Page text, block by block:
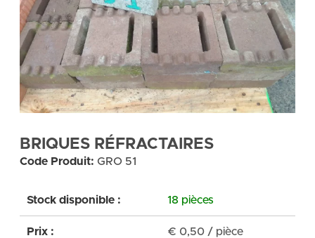
BRIQUES RÉFRACTAIRES
Code Produit: GRO 51
Stock disponible : 18 pièces
Prix : € 0,50 / pièce